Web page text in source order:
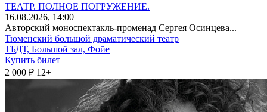
ТЕАТР. ПОЛНОЕ ПОГРУЖЕНИЕ.
16.08.2026, 14:00
Авторский моноспектакль-променад Сергея Осинцева...
Тюменский большой драматический театр
ТБДТ, Большой зал, Фойе
Купить билет
2 000 ₽ 12+